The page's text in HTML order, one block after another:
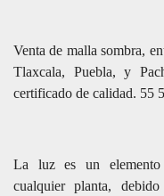
Venta de malla sombra,
Tlaxcala, Puebla, y
certificado de calidad. 55
La luz es un elemento
cualquier planta,